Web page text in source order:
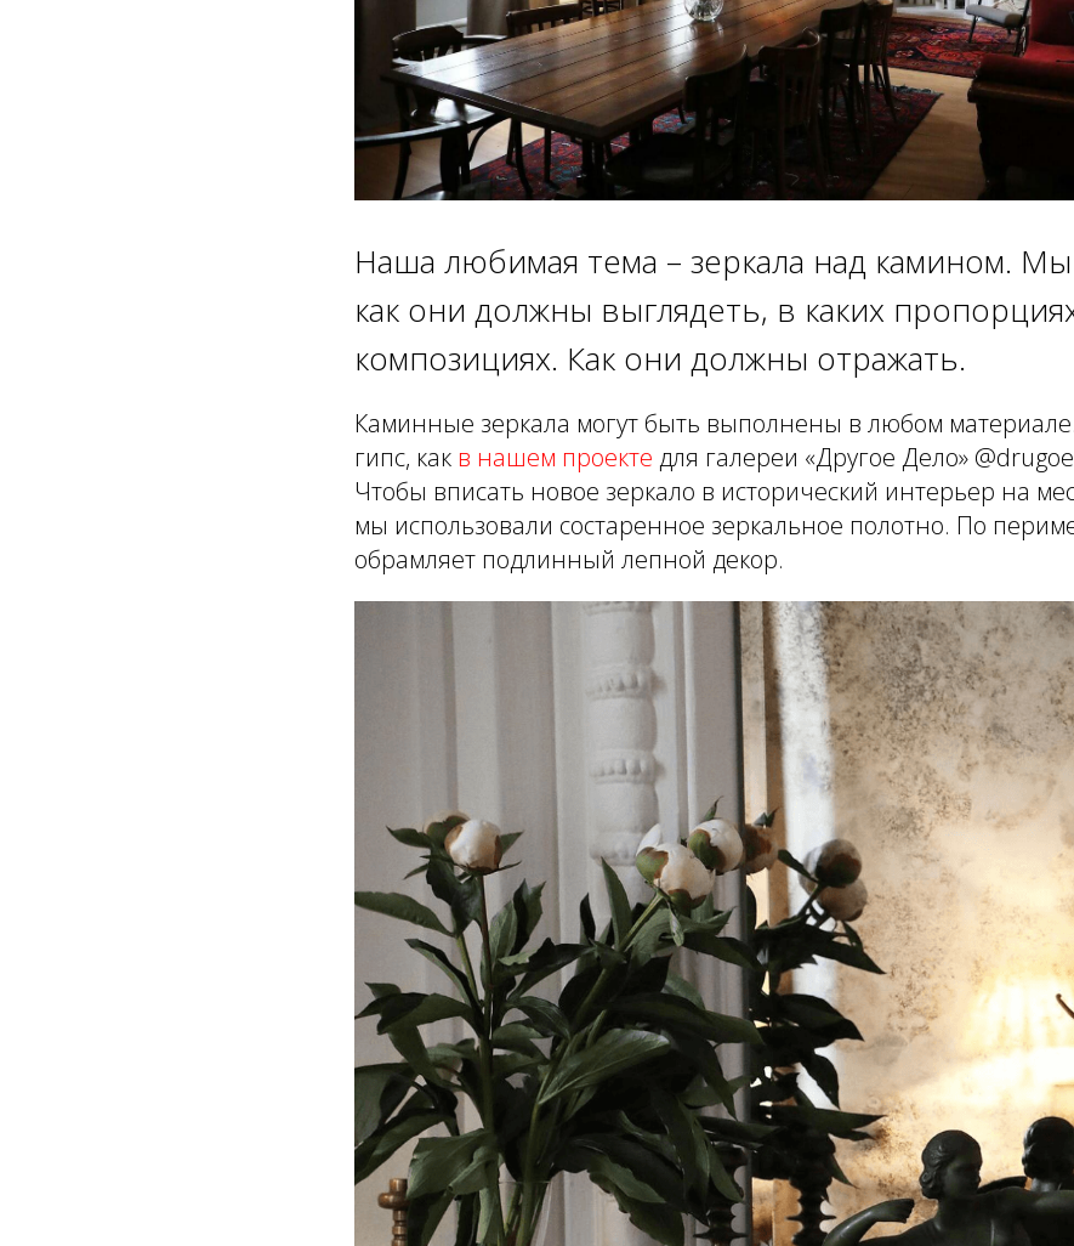
Наша любимая тема – зеркала над камином.
как они должны выглядеть, в каких
композициях. Как они должны отражать.
Каминные зеркала могут быть выполнены в любом
гипс, как в нашем проекте для галереи «Другое Дело»
Чтобы вписать новое зеркало в исторический интерьер на
мы использовали состаренное зеркальное полотно. По
обрамляет подлинный лепной декор.